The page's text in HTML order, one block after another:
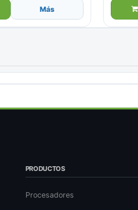
Más
PRODUCTOS
Procesadores